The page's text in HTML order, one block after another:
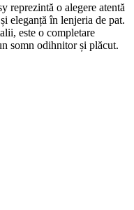
reprezintă o alegere atentă
eleganță în lenjeria de pat.
este o completare
somn odihnitor și plăcut.